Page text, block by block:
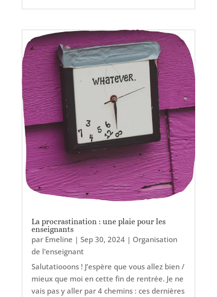
La procrastination : une plaie pour les
enseignants
par Emeline | Sep 30, 2024| Organisation
de l'enseignant
Salutatiooons ! J’espère que vous allez bien /
mieux que moi en cette fin de rentrée. Je ne
vais pas y aller par 4 chemins : ces dernières